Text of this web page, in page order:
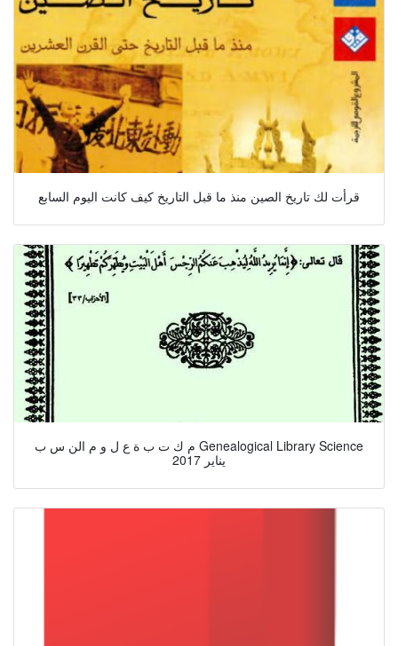
قرأت لك تاريخ الصين منذ ما قبل التاريخ كيف كانت اليوم السابع
م ك ت ب ة ع ل و م الن س ب Genealogical Library Science
يناير 2017